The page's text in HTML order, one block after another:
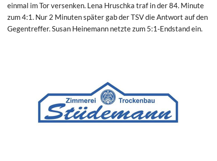
einmal im Tor versenken. Lena Hruschka traf in der 84. Minute
zum 4:1. Nur 2 Minuten später gab der TSV die Antwort auf den
Gegentreffer. Susan Heinemann netzte zum 5:1-Endstand ein.